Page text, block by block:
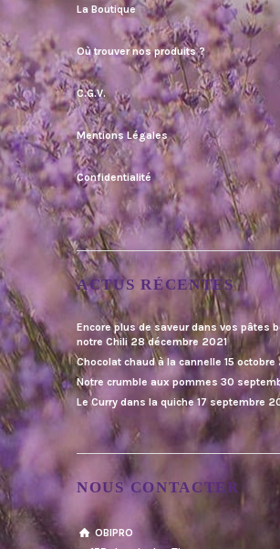
La Boutique
Où trouver nos produits ?
C.G.V.
Mentions Légales
Confidentialité
ACTUS RÉCENTES
Encore plus de saveur dans vos pâtes
notre Chili 28 décembre 2021
Chocolat chaud à la cannelle 15 octobre
Notre crumble aux pommes 30
Le Curry dans la quiche 17 septembre
NOUS CONTACTER
OBIPRO